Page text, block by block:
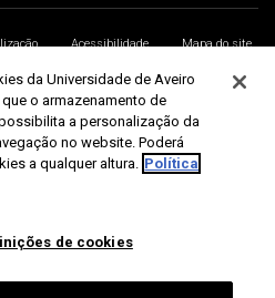
Acessibilidade
Mapa do site
da Universidade de Aveiro
o armazenamento de
a personalização da
no website. Poderá
a qualquer altura. Política
de cookies